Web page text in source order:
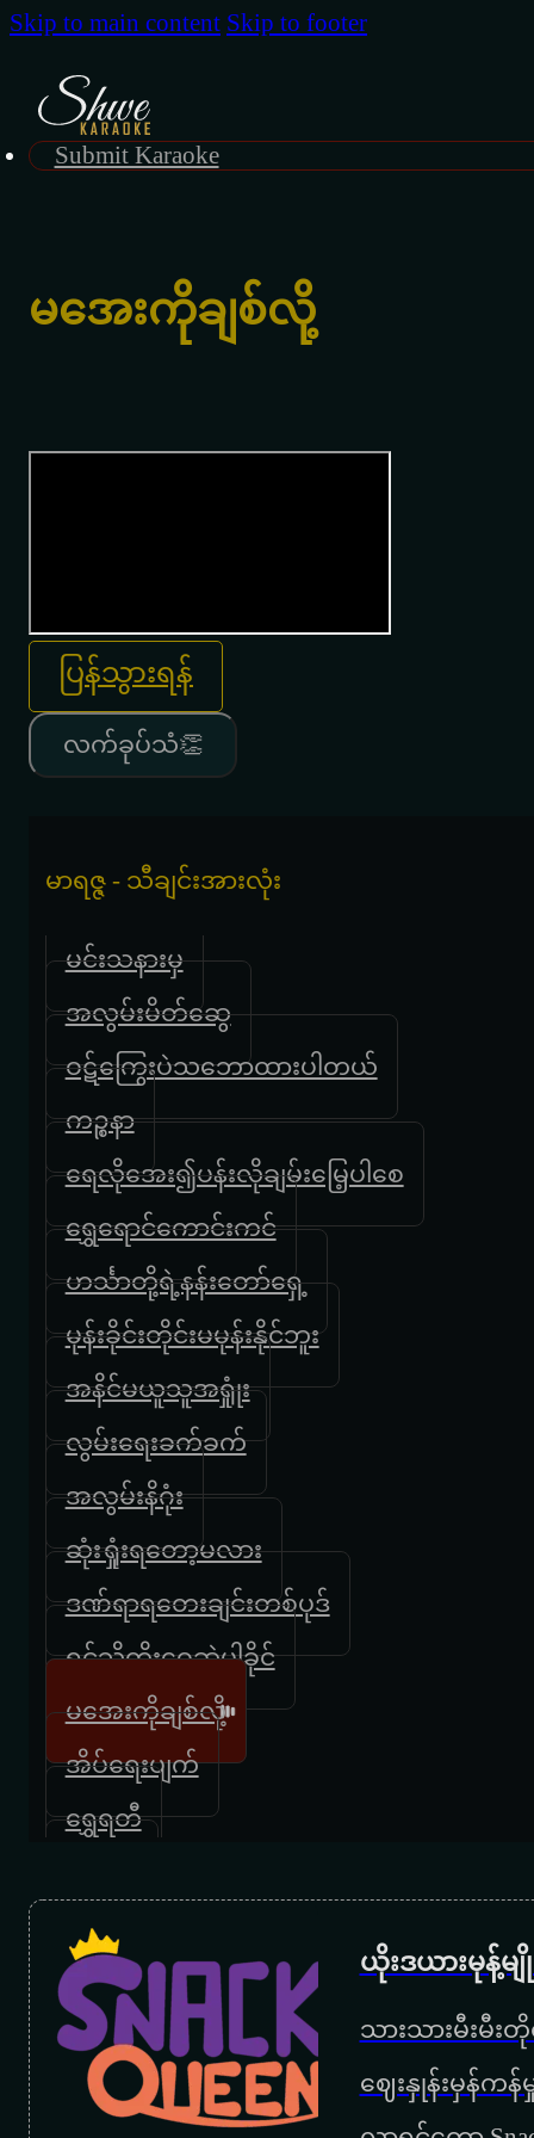
Skip to main content Skip to footer
Submit Karaoke
မအေးကိုချစ်လို့
ပြန်သွားရန်
လက်ခုပ်သံ👏
မာရဇ္ဇ - သီချင်းအားလုံး
မင်းသနားမှ
အလွမ်းမိတ်ဆွေ
ဝဋ်ကြွေးပဲသဘောထားပါတယ်
ကဉ္စနာ
ရေလိုအေး၍ပန်းလိုချမ်းမြေ့ပါစေ
ရွှေရောင်ကောင်းကင်
ဟင်္သာတို့ရဲ့နန်းတော်ရှေ့
မုန်းခိုင်းတိုင်းမမုန်းနိုင်ဘူး
အနိင်မယူသူအရှုုံး
လွမ်းရေးခက်ခက်
အလွမ်းနိဂုံး
ဆုံးရှုံးရတော့မလား
ဒဏ်ရာရတေးချင်းတစ်ပုဒ်
ရင်သို့တိုးဝှေ့ဆဲပါခိုင်
မအေးကိုချစ်လို့
အိပ်ရေးပျက်
ရွှေရတီ
မျှော်လင့်ခြင်းလမင်း
ဆင်မြီးလက်စွပ်လေး
ဓနမဲ့အချစ်ရဲ့လျှောက်ထားချက်
ဝေးဝေးကလွမ်း
ယိုးဒယားမုန့်
သားသားမီးမီး
ဈေးနှုန်းမှန်က